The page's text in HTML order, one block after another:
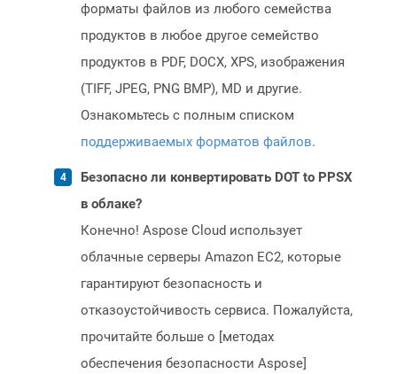
форматы файлов из любого семейства
продуктов в любое другое семейство
продуктов в PDF, DOCX, XPS, изображения
(TIFF, JPEG, PNG BMP), MD и другие.
Ознакомьтесь с полным списком
поддерживаемых форматов файлов.
Безопасно ли конвертировать DOT to PPSX
в облаке?
Конечно! Aspose Cloud использует
облачные серверы Amazon EC2, которые
гарантируют безопасность и
отказоустойчивость сервиса. Пожалуйста,
прочитайте больше о [методах
обеспечения безопасности Aspose]